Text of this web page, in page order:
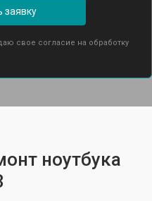
заявку
свое согласие на обработку
ноутбука